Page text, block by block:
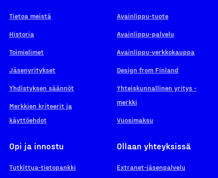
Tietoa meistä
Historia
Toimielimet
Jäsenyritykset
Yhdistyksen säännöt
Merkkien kriteerit ja
käyttöehdot
Avainlippu-tuote
Avainlippu-palvelu
Avainlippu-verkkokauppa
Design from Finland
Yhteiskunnallinen yritys -
merkki
Vuosimaksu
Opi ja innostu
Tutkittua-tietopankki
Ollaan yhteyksissä
Extranet-jäsenpalvelu